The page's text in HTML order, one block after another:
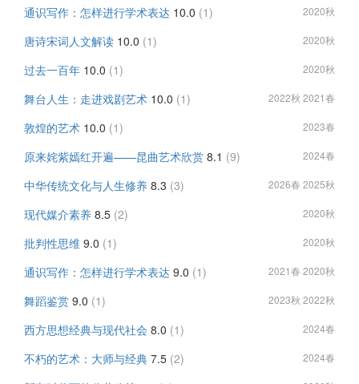
通识写作：怎样进行学术表达 10.0 (1) 2020秋
唐诗宋词人文解读 10.0 (1) 2020秋
过去一百年 10.0 (1) 2020秋
舞台人生：走进戏剧艺术 10.0 (1) 2022秋 2021春
敦煌的艺术 10.0 (1) 2023春
原来姹紫嫣红开遍——昆曲艺术欣赏 8.1 (9) 2024春
中华传统文化与人生修养 8.3 (3) 2026春 2025秋
现代媒介素养 8.5 (2) 2020秋
批判性思维 9.0 (1) 2020秋
通识写作：怎样进行学术表达 9.0 (1) 2021春 2020秋
舞蹈鉴赏 9.0 (1) 2023秋 2022秋
西方思想经典与现代社会 8.0 (1) 2024春
不朽的艺术：大师与经典 7.5 (2) 2024春